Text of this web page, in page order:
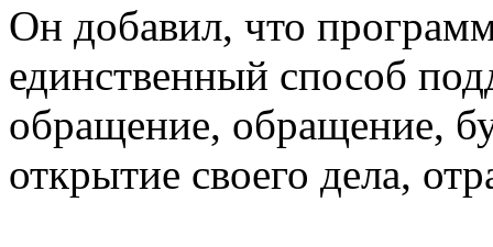
Он добавил, что
единственный способ
обращение, обращение,
открытие своего дела,